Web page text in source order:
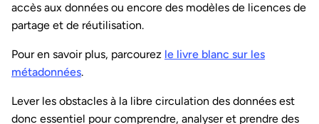
accès aux données ou encore des modèles de licences de
partage et de réutilisation.
Pour en savoir plus, parcourez le livre blanc sur les
métadonnées.
Lever les obstacles à la libre circulation des données est
donc essentiel pour comprendre, analyser et prendre des